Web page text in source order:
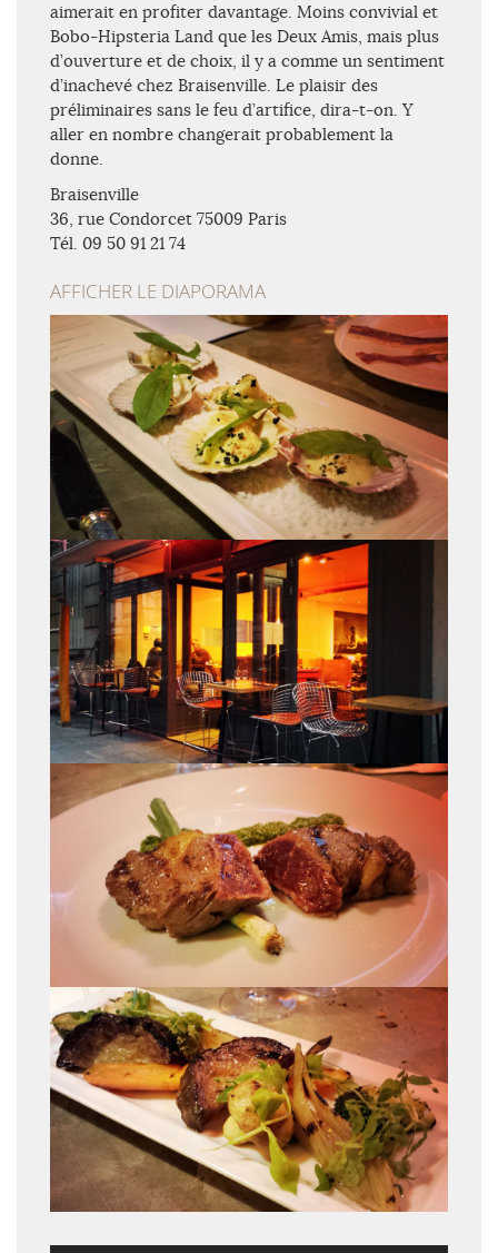
aimerait en profiter davantage. Moins convivial et
Bobo-Hipsteria Land que les Deux Amis, mais plus
d’ouverture et de choix, il y a comme un sentiment
d’inachevé chez Braisenville. Le plaisir des
préliminaires sans le feu d’artifice, dira-t-on. Y
aller en nombre changerait probablement la
donne.
Braisenville
36, rue Condorcet 75009 Paris
Tél. 09 50 91 21 74
AFFICHER LE DIAPORAMA